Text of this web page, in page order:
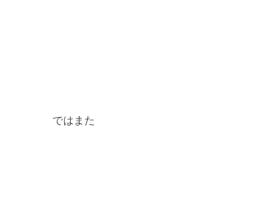
ではまた